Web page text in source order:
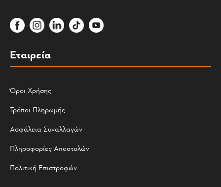
Εταιρεία
Όροι Χρήσης
Τρόποι Πληρωμής
Ασφάλεια Συναλλαγών
Πληροφορίες Αποστολών
Πολιτική Επιστροφών